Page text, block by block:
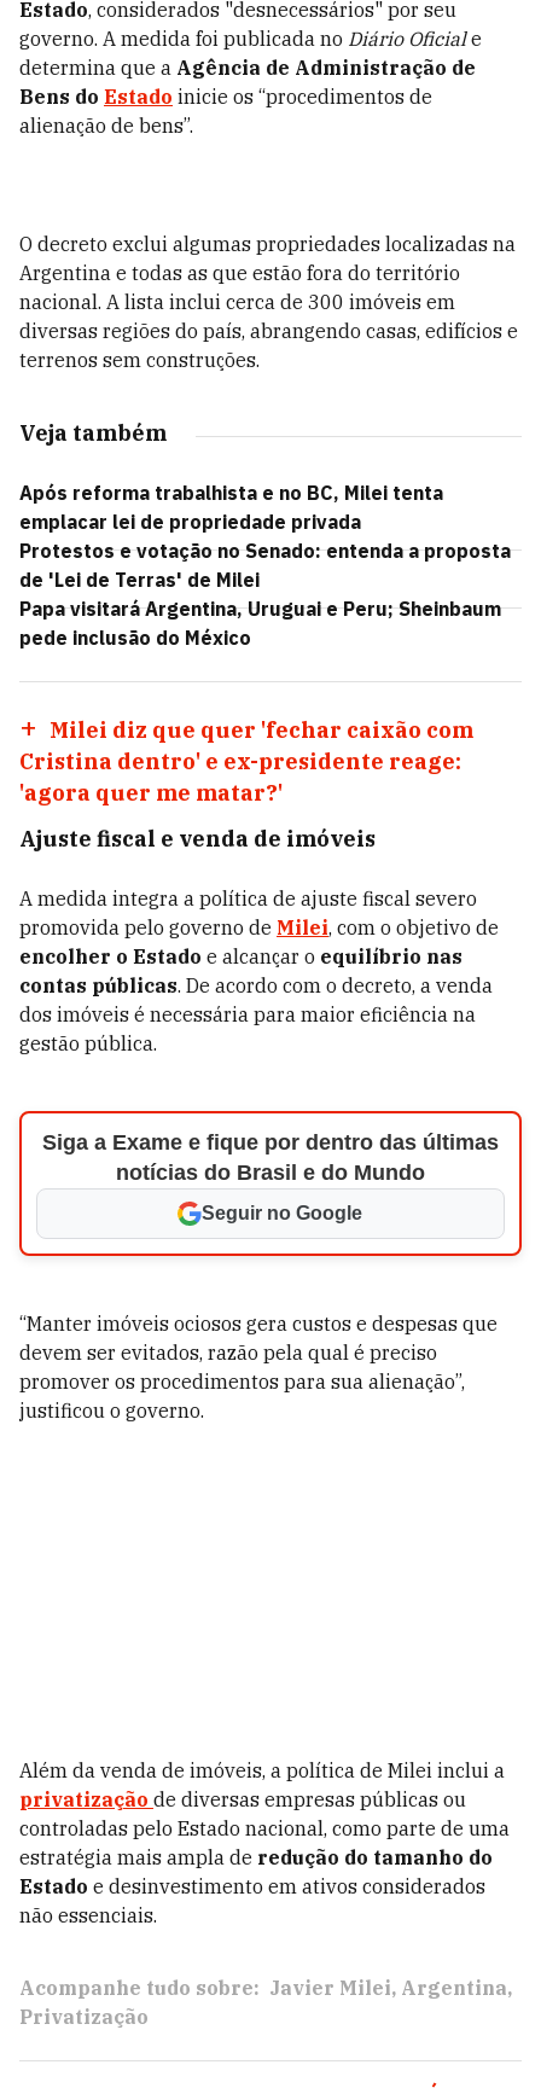
Estado, considerados "desnecessários" por seu
governo. A medida foi publicada no Diário Oficiale
determina que a Agência de Administração de
Bens do Estado inicie os “procedimentos de
alienação de bens”.
O decreto exclui algumas propriedades localizadas na
Argentina e todas as que estão fora do território
nacional. A lista inclui cerca de 300 imóveis em
diversas regiões do país, abrangendo casas, edifícios e
terrenos sem construções.
Veja também
Após reforma trabalhista e no BC, Milei tenta
emplacar lei de propriedade privada
Protestos e votação no Senado: entenda a proposta
de 'Lei de Terras' de Milei
Papa visitará Argentina, Uruguai e Peru; Sheinbaum
pede inclusão do México
Milei diz que quer 'fechar caixão com
Cristina dentro' e ex-presidente reage:
'agora quer me matar?'
Ajuste fiscal e venda de imóveis
A medida integra a política de ajuste fiscal severo
promovida pelo governo de Milei, com o objetivo de
encolher o Estado e alcançar o equilíbrio nas
contas públicas. De acordo com o decreto, a venda
dos imóveis é necessária para maior eficiência na
gestão pública.
Siga a Exame e fique por dentro das últimas
notícias do Brasil e do Mundo
Seguir no Google
“Manter imóveis ociosos gera custos e despesas que
devem ser evitados, razão pela qual é preciso
promover os procedimentos para sua alienação”,
justificou o governo.
Além da venda de imóveis, a política de Milei inclui a
privatização de diversas empresas públicas ou
controladas pelo Estado nacional, como parte de uma
estratégia mais ampla de redução do tamanho do
Estado e desinvestimento em ativos considerados
não essenciais.
Acompanhe tudo sobre: Javier Milei Argentina
Privatização